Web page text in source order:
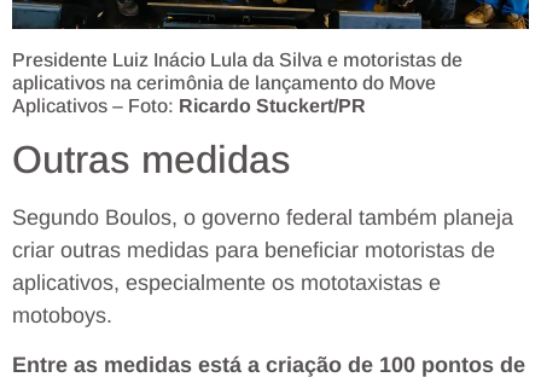
Presidente Luiz Inácio Lula da Silva e motoristas de
aplicativos na cerimônia de lançamento do Move
Aplicativos – Foto: Ricardo Stuckert/PR
Outras medidas
Segundo Boulos, o governo federal também planeja
criar outras medidas para beneficiar motoristas de
aplicativos, especialmente os mototaxistas e
motoboys.
Entre as medidas está a criação de 100 pontos de